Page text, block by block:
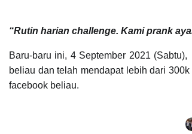
“Rutin harian challenge. Kami prank
Baru-baru ini, 4 September 2021
beliau dan telah mendapat lebih dari
facebook beliau.